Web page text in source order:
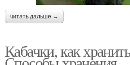
читать дальше →
Кабачки, как